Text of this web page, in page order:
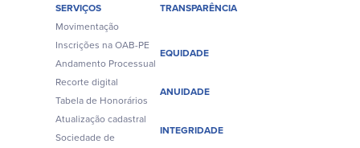
SERVIÇOS
Movimentação
Inscrições na OAB-PE
Andamento Processual
Recorte digital
Tabela de Honorários
Atualização cadastral
Sociedade de
TRANSPARÊNCIA
EQUIDADE
ANUIDADE
INTEGRIDADE